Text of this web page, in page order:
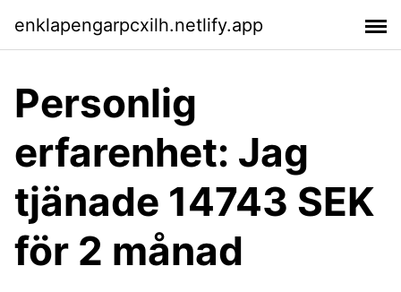
enklapengarpcxilh.netlify.app
Personlig
erfarenhet: Jag
tjänade 14743 SEK
för 2 månad